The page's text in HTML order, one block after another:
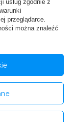
usług zgodnie z
przeglądarce.
można znaleźć